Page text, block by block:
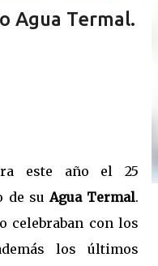
Agua Termal.
este año el 25
de suAgua Termal.
celebraban con los
los últimos